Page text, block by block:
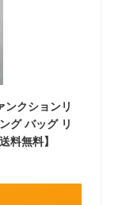
クションリ
グ バッグ リ
料無料】